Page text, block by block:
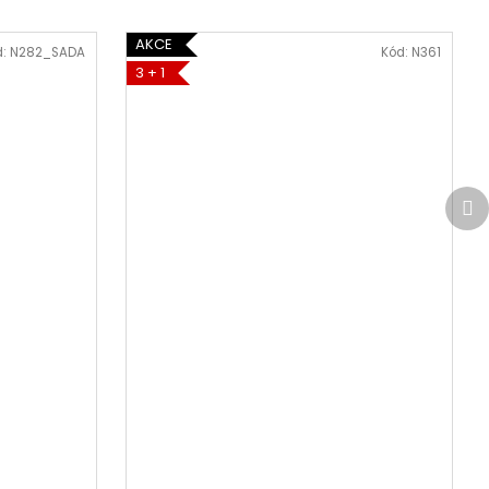
N282_SADA
AKCE
3 + 1
Kód: N361